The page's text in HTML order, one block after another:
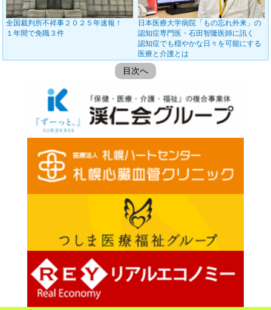
全国裁判所不祥事２０２５年速報！
１年間で免職３件
日本医療大学病院「もの忘れ外来」の
認知症専門医・石田智隆医師に訊く
認知症でも穏やかな日々を可能にする
医療と介護とは
目次へ